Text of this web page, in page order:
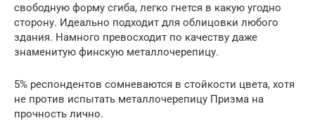
свободную форму сгиба, легко гнется в какую угодно
сторону. Идеально подходит для облицовки любого
здания. Намного превосходит по качеству даже
знаменитую финскую металлочерепицу.
5% респондентов сомневаются в стойкости цвета, хотя
не против испытать металлочерепицу Призма на
прочность лично.